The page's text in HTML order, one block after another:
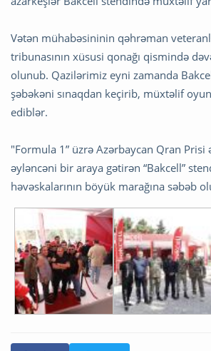
Vətən mühabəsininin qəhrəman
tribunasının xüsusi qonağı qismində
olunub. Qazilərimiz eyni zamanda
şəbəkəni sınaqdan keçirib, müxtəlif
ediblər.
"Formula 1” üzrə Azərbaycan Qran Prisi
əyləncəni bir araya gətirən “Bakcell”
həvəskalarının böyük marağına səbəb